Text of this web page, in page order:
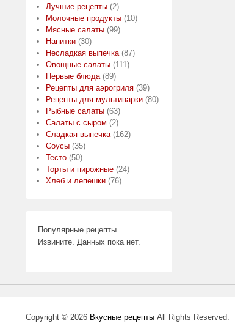
Лучшие рецепты (2)
Молочные продукты (10)
Мясные салаты (99)
Напитки (30)
Несладкая выпечка(87)
Овощные салаты (111)
Первые блюда(89)
Рецепты для аэрогриля (39)
Рецепты для мультиварки (80)
Рыбные салаты (63)
Салаты с сыром (2)
Сладкая выпечка(162)
Соусы (35)
Тесто (50)
Торты и пирожные (24)
Хлеб и лепешки (76)
Популярные рецепты
Извините. Данных пока нет.
Copyright © 2026 Вкусные рецепты All Rights Reserved.